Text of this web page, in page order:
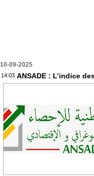
10-09-2025
14:03 ANSADE : L’indice